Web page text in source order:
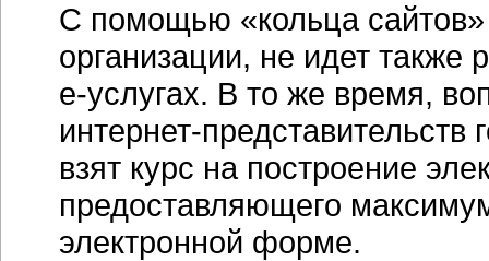
С помощью «кольца сайтов»
организации, не идет также
е-услугах. В то же время,
интернет-представительств
взят курс на построение
предоставляющего
электронной форме.